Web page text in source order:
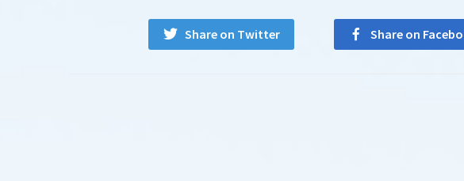
Share on Twitter Share on